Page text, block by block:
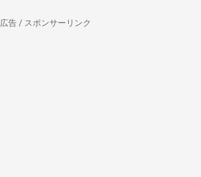
広告 / スポンサーリンク